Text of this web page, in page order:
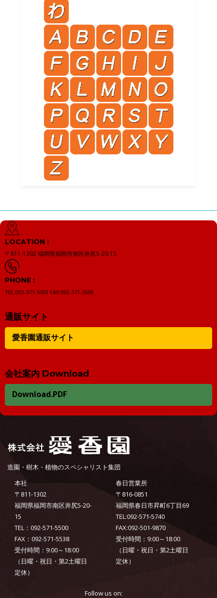
LOCATION :
〒811-1302福岡県福岡市南区井尻5-20-15
PHONE :
TEL:092-571-5500 FAX:092-571-5538
通販サイト
愛香園通販サイト
会社案内 Download
Download.PDF
造園・樹木・植物のスペシャリスト集団
本社
〒811-1302
福岡県福岡市南区井尻5-20-
15
TEL：092-571-5500
FAX：092-571-5538
受付時間：9:00～18:00
（日曜・祝日・第2土曜日
定休）
春日営業所
〒816-0851
福岡県春日市昇町6丁目69
TEL:092-571-5740
FAX:092-501-9870
受付時間：9:00～18:00
（日曜・祝日・第2土曜日
定休）
Follow us on: